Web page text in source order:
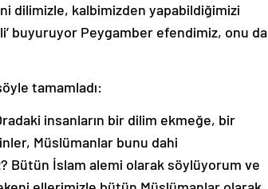
dilimizle, kalbimizden yapabildiğimizi
buyuruyor Peygamber efendimiz, onu da
tamamladı:
insanların bir dilim ekmeğe, bir
Müslümanlar bunu dahi
Bütün İslam alemi olarak söylüyorum ve